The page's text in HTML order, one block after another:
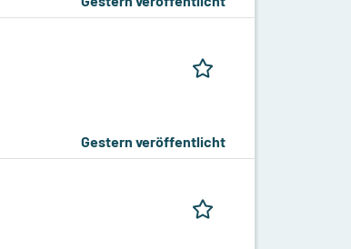
Gestern veröffentlicht